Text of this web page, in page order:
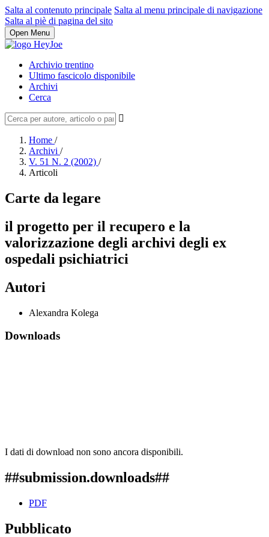
Salta al contenuto principale Salta al menu principale di navigazione
Salta al piè di pagina del sito
Open Menu
Archivio trentino
Ultimo fascicolo disponibile
Archivi
Cerca
Home /
Archivi /
V. 51 N. 2 (2002) /
Articoli
Carte da legare
il progetto per il recupero e la
valorizzazione degli archivi degli ex
ospedali psichiatrici
Autori
Alexandra Kolega
Downloads
I dati di download non sono ancora disponibili.
##submission.downloads##
PDF
Pubblicato